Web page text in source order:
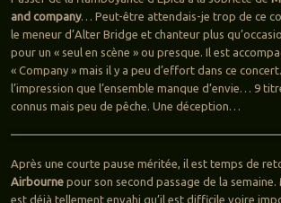
and company… Peut-être attendais-je trop de ce
le meneur d’Alter Bridge et chanteur plus
pour un « seul en scène » ou presque. Il est
« Company » mais il y a peu d’effort dans ce
l’impression que l’ensemble manque d’envie… 9
connus mais peu de pêche. Une déception…
Après une courte pause méritée, il est temps de
Airbournepour son second passage de la semaine.
est déjà tellement envahi qu’il est difficile voire